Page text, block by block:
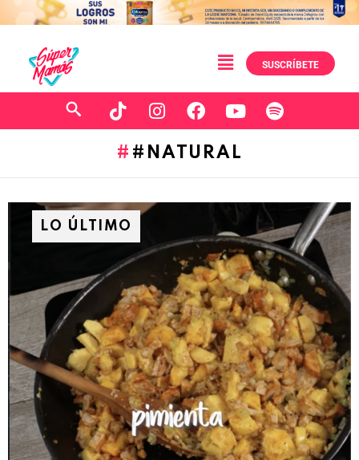
SUSCRÍBETE
#NATURAL
LO ÚLTIMO